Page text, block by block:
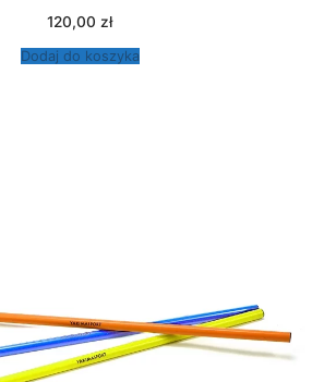
120,00 zł
Dodaj do koszyka